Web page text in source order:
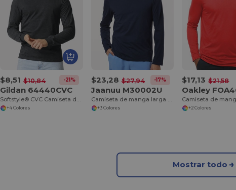
$8,51 $10,84 -21%
Gildan 64440CVC
Softstyle® CVC Camiseta de manga larga
+4 Colores
$23,28 $27,94 -17%
Jaanuu M30002U
Camiseta de manga larga RegenX Cotton Underscrub
+3 Colores
$17,13 $21,58
Oakley
+2 Colores
Mostrar todo